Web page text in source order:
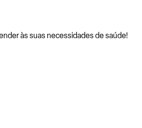
às suas necessidades de saúde!